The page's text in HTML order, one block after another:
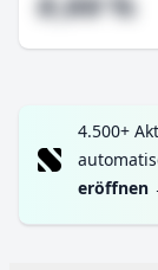
4.500+
eröffnen